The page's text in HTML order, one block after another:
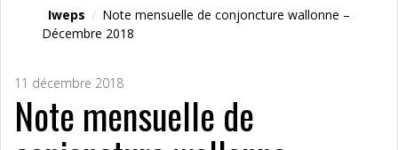
Iweps / Note mensuelle de conjoncture wallonne –
Décembre 2018
11 décembre 2018
Note mensuelle de